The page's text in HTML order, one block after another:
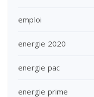
emploi
energie 2020
energie pac
energie prime